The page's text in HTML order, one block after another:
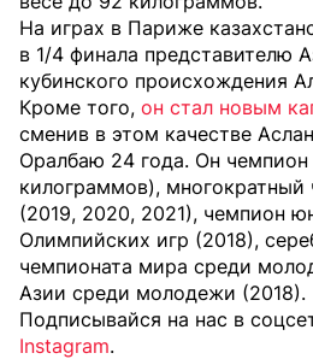
На играх в Париже
в 1/4 финала представителю
кубинского происхождения
Кроме того, он стал новым
сменив в этом качестве
Оралбаю 24 года. Он
килограммов), многократный
(2019, 2020, 2021), чемпион
Олимпийских игр (2018),
чемпионата мира среди
Азии среди молодежи (2018).
Подписывайся на нас в
Instagram.